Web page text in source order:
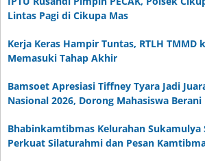
Lintas Pagi di Cikupa Mas
Kerja Keras Hampir Tuntas, RTLH TMMD
Memasuki Tahap Akhir
Bamsoet Apresiasi Tiffney Tyara Jadi
Nasional 2026, Dorong Mahasiswa
Bhabinkamtibmas Kelurahan Sukamulya
Perkuat Silaturahmi dan Pesan